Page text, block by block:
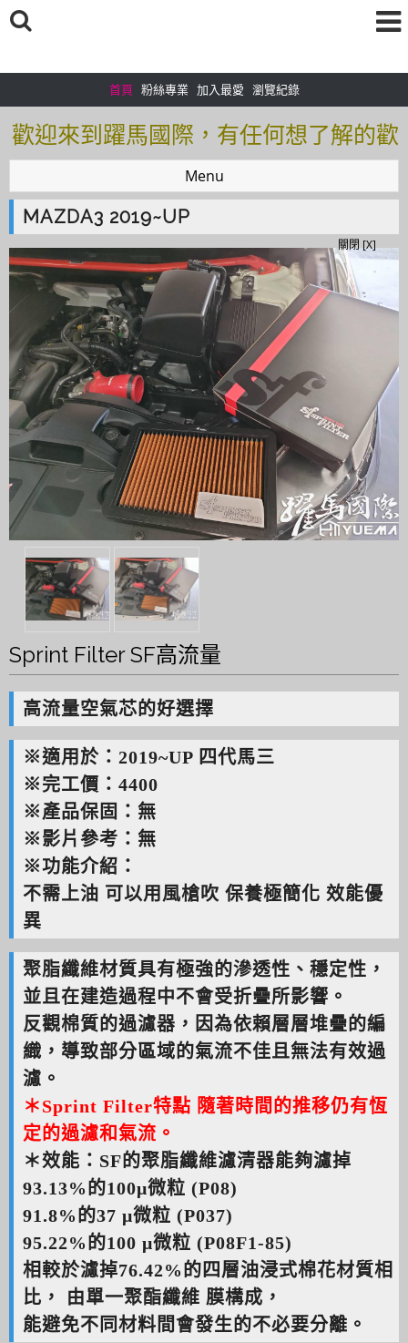
首頁 粉絲專業 加入最愛 瀏覽紀錄
歡迎來到躍馬國際，有任何想了解的歡
迎加入＠官方帳號：＠tof5459i 聯繫電
話0925166083
歡迎來到躍馬國際，有任何想了解的歡
迎加入＠官方帳號：＠tof5459i 聯繫電
話0925166083
Menu
MAZDA3 2019~UP
Sprint Filter SF高流量
高流量空氣芯的好選擇
※適用於：2019~UP 四代馬三
※完工價：4400
※產品保固：無
※影片參考：無
※功能介紹：
不需上油 可以用風槍吹 保養極簡化 效能優
異
聚脂纖維材質具有極強的滲透性、穩定性，
並且在建造過程中不會受折疊所影響。
反觀棉質的過濾器，因為依賴層層堆疊的編
織，導致部分區域的氣流不佳且無法有效過
濾。
＊Sprint Filter特點 隨著時間的推移仍有恆
定的過濾和氣流。
＊效能：SF的聚脂纖維濾清器能夠濾掉
93.13%的100μ微粒 (P08)
91.8%的37 μ微粒 (P037)
95.22%的100 μ微粒 (P08F1-85)
相較於濾掉76.42%的四層油浸式棉花材質相
比， ​由單一聚酯纖維 膜構成，
能避免不同材料間會發生的不必要分離。
關閉 [X]